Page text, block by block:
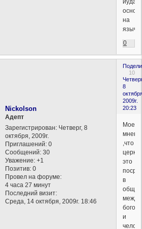
на
0
10
8
2009г.
20:23
Nickolson
Aдепт
Зарегистрирован: Четверг, 8
октября, 2009г.
Приглашений: 0
Сообщений: 30
Уважение: +1
Позитив: 0
Провел на форуме:
4 часа 27 минут
Последний визит:
Среда, 14 октября, 2009г. 18:46
Мое
,что
это
в
между
богом
и